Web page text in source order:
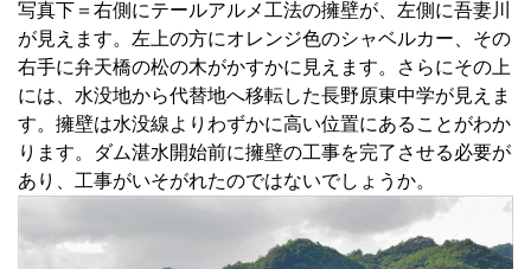
写真下＝右側にテールアルメ工法の擁壁が、左側に吾妻川
が見えます。左上の方にオレンジ色のシャベルカー、その
右手に弁天橋の松の木がかすかに見えます。さらにその上
には、水没地から代替地へ移転した長野原東中学が見えま
す。擁壁は水没線よりわずかに高い位置にあることがわか
ります。ダム湛水開始前に擁壁の工事を完了させる必要が
あり、工事がいそがれたのではないでしょうか。